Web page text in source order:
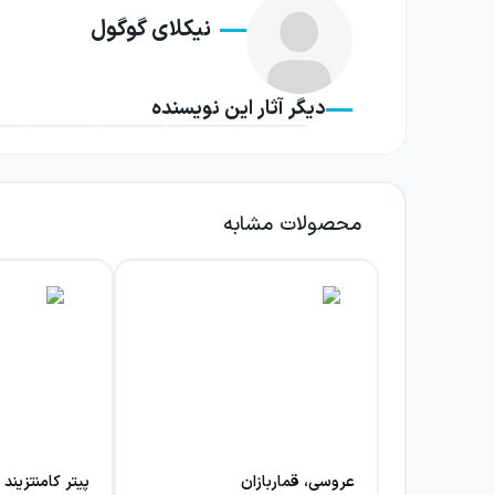
هسته اصلی داستان بر یک اشتباه استوار
شناخته می‌شود، با بازرس مورد انتظار
می‌برند. همین جابه‌جایی هویت، زنجیره‌ای از
بندگی در برابر صاحبان قدرت، ترس از
گوگول به‌جای آنکه فساد را در قالب
نیکلای گوگول
دیگر آثار این نویسنده
محصولات مشابه
عروسی، قماربازان پیتر کامنتزیند